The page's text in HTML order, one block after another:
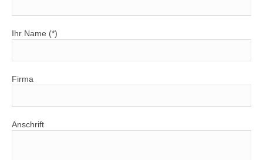
Ihr Name (*)
Firma
Anschrift